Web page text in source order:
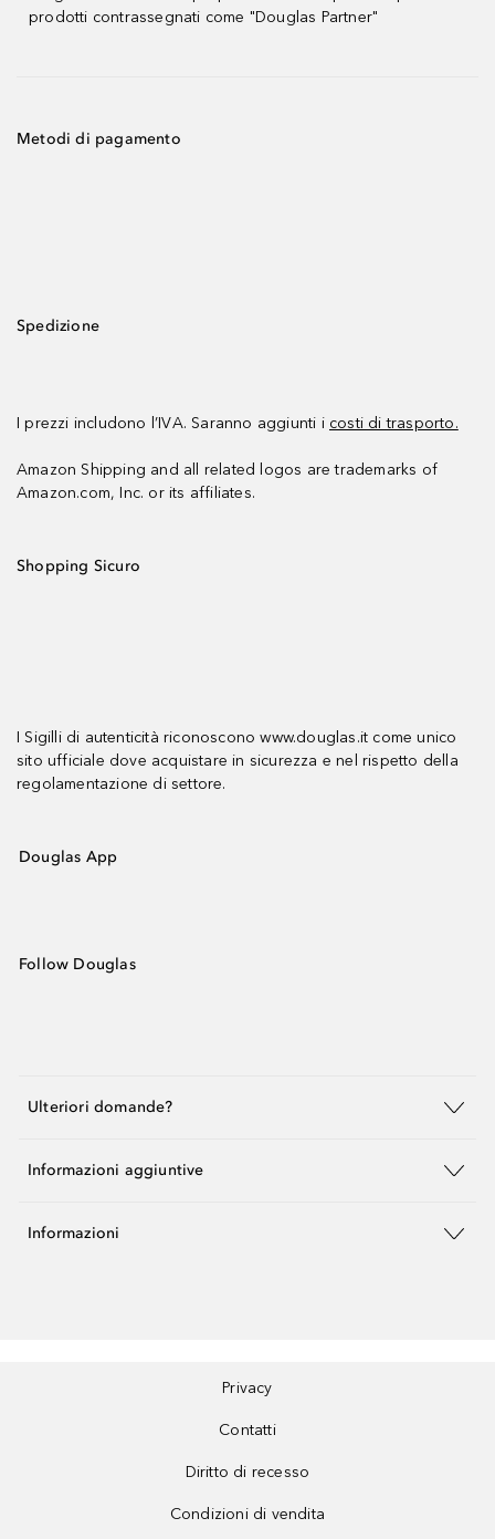
prodotti contrassegnati come "Douglas Partner"
Metodi di pagamento
Spedizione
I prezzi includono l’IVA. Saranno aggiunti i costi di trasporto.
Amazon Shipping and all related logos are trademarks of
Amazon.com, Inc. or its affiliates.
Shopping Sicuro
I Sigilli di autenticità riconoscono www.douglas.it come unico
sito ufficiale dove acquistare in sicurezza e nel rispetto della
regolamentazione di settore.
Douglas App
Follow Douglas
Ulteriori domande?
Informazioni aggiuntive
Informazioni
Privacy
Contatti
Diritto di recesso
Condizioni di vendita